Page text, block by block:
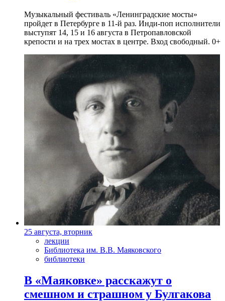
Музыкальный фестиваль «Ленинградские мосты»
пройдет в Петербурге в 11-й раз. Инди-поп исполнители
выступят 14, 15 и 16 августа в Петропавловской
крепости и на трех мостах в центре. Вход свободный. 0+
25 августа, вторник
лекции
Библиотека им. В.В. Маяковского
библиотеки
В «Маяковке» расскажут о
смешном и страшном у Булгакова